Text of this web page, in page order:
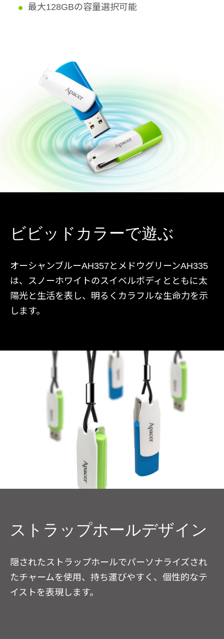
最大128GBの容量選択可能
ビビッドカラーで遊ぶ
オーシャンブルーAH357とメドウグリーンAH335
は、スノーホワイトのスイベルボディとともに太
陽光と生活を表し、明るくカラフルな生命力を示
します。
ストラップホールデザイン
隠されたストラップホールでパーソナライズされ
たチャームを使用、持ち運びやすく、個性的なテ
イストを表現します。